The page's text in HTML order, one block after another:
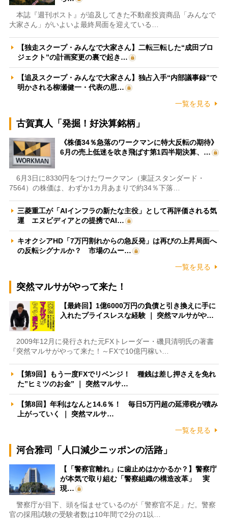
本誌『週刊ポスト』が追及してきた不動産投資商品「みんなで
大家さん」がいよいよ最終局面を迎えている…
【独走スクープ・みんなで大家さん】二転三転した“成田プロ
ジェクト”の計画変更の裏で起き…
【追及スクープ・みんなで大家さん】独占入手“内部議事録”で
明かされる柳瀬健一・代表の思…
一覧を見る
古賀真人「発掘！好決算銘柄」
《株価34％急落のワークマンに特大反転の期待》
6月の売上低迷を吹き飛ばす第1四半期決算、…
6月3日に8330円をつけたワークマン（東証スタンダード・
7564）の株価は、わずか1カ月あまりで約34％下落…
三菱重工が「AIインフラの新たな主役」として再評価される気
運 エヌビディアとの提携でAI…
キオクシアHD「7万円割れからの急反発」は再びの上昇局面へ
の反転シグナルか？ 市場のムー…
一覧を見る
突然マルサがやって来た！
【最終回】1億6000万円の負債と引き換えに手に
入れたプライスレスな経験 ｜ 突然マルサがや…
2009年12月に発行された元FXトレーダー・磯貝清明氏の著書
『突然マルサがやって来た！～FXで10億円稼い…
【第9回】もう一度FXでリベンジ！ 種銭は差し押さえを免れ
た”ヒミツのお金” ｜ 突然マルサ…
【第8回】年利はなんと14.6％！ 毎日5万円超の延滞税が積み
上がっていく ｜ 突然マルサ…
一覧を見る
河合雅司「人口減少ニッポンの活路」
【「警察官離れ」に歯止めはかかるか？】警察庁
が本気で取り組む「警察組織の構造改革」 実
現…
警察庁が目下、頭を悩ませているのが「警察官不足」だ。警察
官の採用試験の受験者数は10年間で2分の1以…